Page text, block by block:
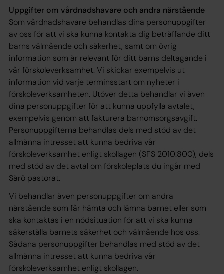
Uppgifter om vårdnadshavare och andra närstående
Som vårdnadshavare behandlas dina personuppgifter
av oss för att vi ska kunna kontakta dig beträffande ditt
barns välmående och säkerhet, samt om övrig
information som är relevant för ditt barns deltagande i
vår förskoleverksamhet. Vi skickar exempelvis ut
information vid varje terminsstart om nyheter i
förskoleverksamheten. Utöver detta behandlar vi även
dina personuppgifter för att kunna uppfylla avtalet,
exempelvis genom att fakturera barnomsorgsavgift.
Personuppgifterna behandlas dels med stöd av det
allmänna intresset att kunna bedriva vår
förskoleverksamhet enligt skollagen (SFS 2010:800), dels
med stöd av det avtal om förskoleplats du ingår med
Särö pastorat.
Vi behandlar även personuppgifter om andra
närstående som får hämta och lämna barnet eller som
ska kontaktas i en nödsituation för att vi ska kunna
säkerställa barnets säkerhet och välmående hos oss.
Sådana personuppgifter behandlas med stöd av det
allmänna intresset att kunna bedriva vår
förskoleverksamhet enligt skollagen.